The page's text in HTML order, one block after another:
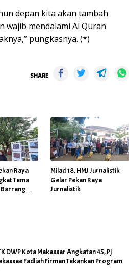
depan kita akan tambah
wajib mendalami Al Quran
pungkasnya. (*)
SHARE
Raya
Tema
Barrang
Milad 18, HMJ Jurnalistik
Gelar Pekan Raya
Jurnalistik
DWP Kota Makassar Angkatan 45, Pj
Fadliah Firman Tekankan Program